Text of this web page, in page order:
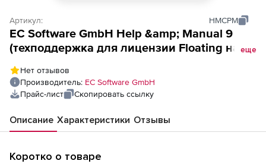
Артикул: HMCPM
EC Software GmbH Help &amp; Manual 9
(техподдержка для лицензии Floating на 1еще
Нет отзывов
Производитель: EC Software GmbH
Прайс-лист
Скопировать ссылку
Описание Характеристики Отзывы
Коротко о товаре